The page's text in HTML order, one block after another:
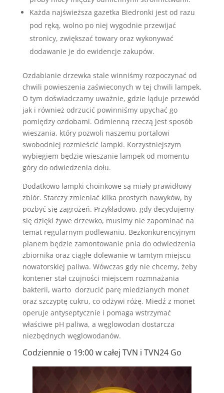
Każda najświeższa gazetka Biedronki jest od razu
pod ręką, wolno po niej wygodnie przewijać
stronicy, zwiększać towary oraz wykonywać
dodawanie je do ewidencje zakupów.
Ozdabianie drzewka stale winniśmy rozpoczynać od
chwili powieszenia zaświeconych w tej chwili lampek.
O tym doświadczamy uważnie, gdzie ląduje przewód
jak i również odrzucić powinniśmy upychać go
pomiędzy ozdobami. Odmienną rzeczą jest sposób
wieszania, który pozwoli naszemu portalowi
swobodniej rozmieścić lampki. Korzystniejszym
wybiegiem będzie wieszanie lampek od momentu
góry do odwiedzenia dołu.
Dodatkowo lampki choinkowe są miały prawidłowy
zbiór. Starczy zmieniać kilka prostych nawyków, by
pozbyć się zagrożeń. Przykładowo, gdy decydujemy
się dzięki żywe drzewko, musimy nie zapominać na
temat regularnym podlewaniu. Bezkonkurencyjnym
planem będzie zamontowanie pnia do odwiedzenia
zbiornika oraz ciągłe dolewanie w tamtym miejscu
nowatorskiej paliwa. Wówczas gdy nie chcemy, żeby
kontener stał czujności miejscem rozmnażania
bakterii, warto dorzucić parę miedzianych monet
oraz szczyptę cukru, co odżywi różę. Miedź z monet
operuje antyseptycznie i pomaga wstrzymać
właściwe pH paliwa, a węglowodan dostarcza
niezbędnych węglowodanów.
Codziennie o 19:00 w całej TVN i TVN24 Go